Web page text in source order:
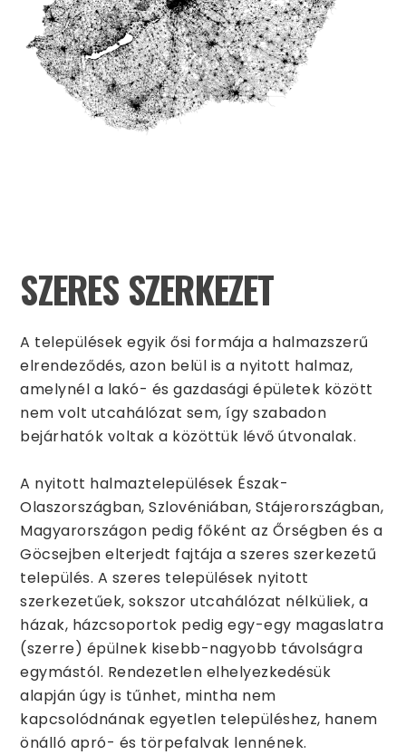
SZERES SZERKEZET
A települések egyik ősi formája a halmazszerű
elrendeződés, azon belül is a nyitott halmaz,
amelynél a lakó- és gazdasági épületek között
nem volt utcahálózat sem, így szabadon
bejárhatók voltak a közöttük lévő útvonalak.
A nyitott halmaztelepülések Észak-
Olaszországban, Szlovéniában, Stájerországban,
Magyarországon pedig főként az Őrségben és a
Göcsejben elterjedt fajtája a szeres szerkezetű
település. A szeres települések nyitott
szerkezetűek, sokszor utcahálózat nélküliek, a
házak, házcsoportok pedig egy-egy magaslatra
(szerre) épülnek kisebb-nagyobb távolságra
egymástól. Rendezetlen elhelyezkedésük
alapján úgy is tűnhet, mintha nem
kapcsolódnának egyetlen településhez, hanem
önálló apró- és törpefalvak lennének.